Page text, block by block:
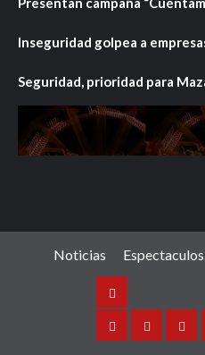
Inseguridad golpea a
Seguridad, prioridad para
Noticias Espectaculos
Noticias
SinaloaNacional